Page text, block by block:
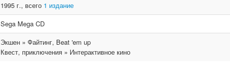
1995 г., всего 1 издание
Sega Mega CD
Экшен » Файтинг, Beat 'em up
Квест, приключения » Интерактивное кино